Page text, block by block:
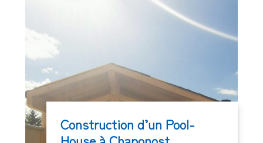
Construction d’un Pool-